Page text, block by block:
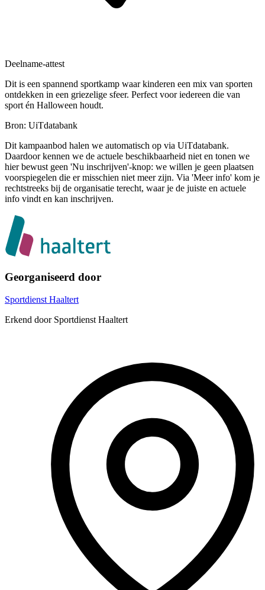
Deelname-attest
Dit is een spannend sportkamp waar kinderen een mix van sporten
ontdekken in een griezelige sfeer. Perfect voor iedereen die van
sport én Halloween houdt.
Bron: UiTdatabank
Dit kampaanbod halen we automatisch op via UiTdatabank.
Daardoor kennen we de actuele beschikbaarheid niet en tonen we
hier bewust geen 'Nu inschrijven'-knop: we willen je geen plaatsen
voorspiegelen die er misschien niet meer zijn. Via 'Meer info' kom je
rechtstreeks bij de organisatie terecht, waar je de juiste en actuele
info vindt en kan inschrijven.
Georganiseerd door
Sportdienst Haaltert
Erkend door Sportdienst Haaltert